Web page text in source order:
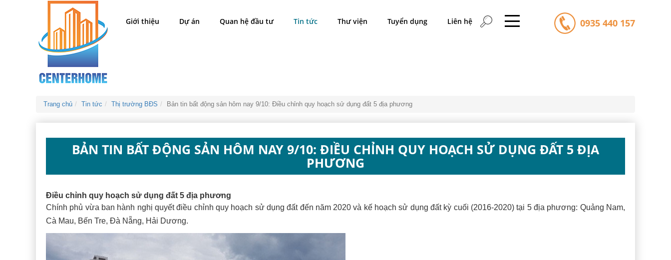
Giới thiệu Dự án Quan hệ đầu tư Tin tức Thư viện Tuyển dụng Liên hệ 0935 440 157
Trang chủ Tin tức Thị trường BĐS Bản tin bất động sản hôm nay 9/10: Điều chỉnh quy hoạch sử dụng đất 5 địa phương
BẢN TIN BẤT ĐỘNG SẢN HÔM NAY 9/10: ĐIỀU CHỈNH QUY HOẠCH SỬ DỤNG ĐẤT 5 ĐỊA
PHƯƠNG
Điều chỉnh quy hoạch sử dụng đất 5 địa phương
Chính phủ vừa ban hành nghị quyết điều chỉnh quy hoạch sử dụng đất đến năm 2020 và kế hoạch sử dụng đất kỳ cuối (2016-2020) tại 5 địa phương: Quảng Nam,
Cà Mau, Bến Tre, Đà Nẵng, Hải Dương.